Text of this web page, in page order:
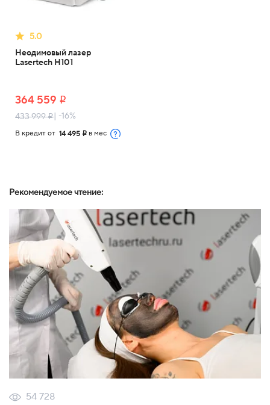
5.0
Неодимовый лазер
Lasertech H101
364 559 i
433 999i | -16%
В кредит от 14 495 i в мес
Рекомендуемое чтение:
54 728